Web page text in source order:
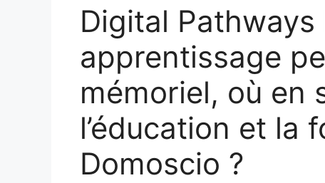
Digital
apprentissage
mémoriel, où en
l’éducation et la
Domoscio ?